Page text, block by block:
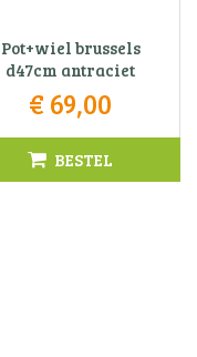
Pot+wiel brussels
d47cm antraciet
€ 69,00
BESTEL